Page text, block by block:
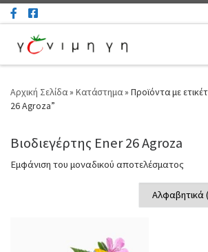
Μετάβαση στο περιεχόμενο
Αρχική Σελίδα» Κατάστημα» Προϊόντα με
26 Agroza”
Βιοδιεγέρτης Ener 26 Agroza
Εμφάνιση του μοναδικού αποτελέσματος